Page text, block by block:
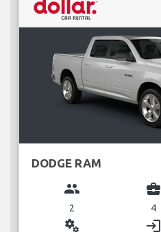
DODGE RAM
group
2
business_center
4
miscellaneous_services login